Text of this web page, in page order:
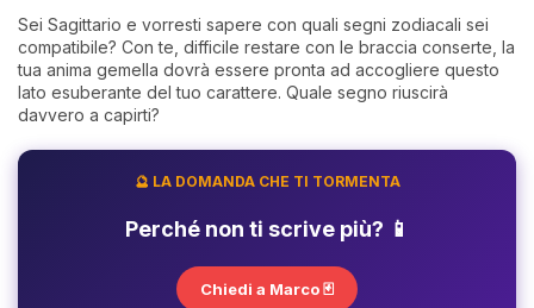
Sei Sagittario e vorresti sapere con quali segni zodiacali sei
compatibile? Con te, difficile restare con le braccia conserte, la
tua anima gemella dovrà essere pronta ad accogliere questo
lato esuberante del tuo carattere. Quale segno riuscirà
davvero a capirti?
🔮 LA DOMANDA CHE TI TORMENTA
Perché non ti scrive più? 📱
Chiedi a Marco 🃏